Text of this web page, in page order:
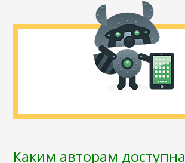
Каким авторам доступна